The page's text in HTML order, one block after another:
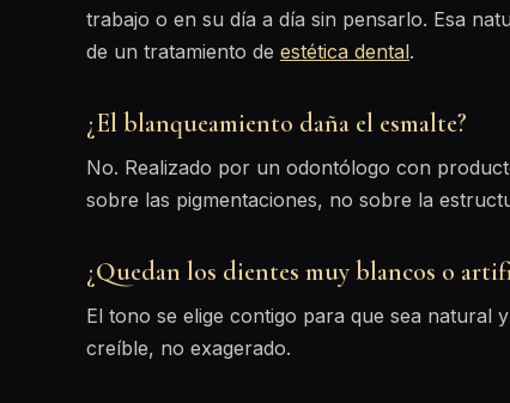
trabajo o en su día a día sin pensarlo. Esa
de un tratamiento de estética dental.
¿El blanqueamiento daña el esmalte?
No. Realizado por un odontólogo con
sobre las pigmentaciones, no sobre la
¿Quedan los dientes muy blancos o
El tono se elige contigo para que sea natural
creíble, no exagerado.